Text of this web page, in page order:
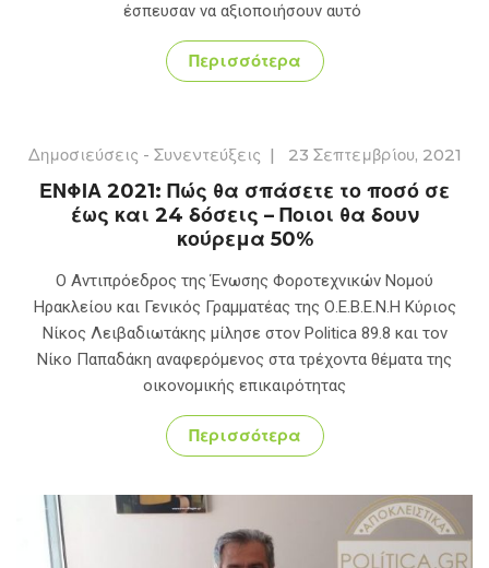
έσπευσαν να αξιοποιήσουν αυτό
Περισσότερα
Δημοσιεύσεις - Συνεντεύξεις | 23 Σεπτεμβρίου, 2021
ΕΝΦΙΑ 2021: Πώς θα σπάσετε το ποσό σε
έως και 24 δόσεις – Ποιοι θα δουν
κούρεμα 50%
Ο Αντιπρόεδρος της Ένωσης Φοροτεχνικών Νομού
Ηρακλείου και Γενικός Γραμματέας της Ο.Ε.Β.Ε.Ν.Η Κύριος
Νίκος Λειβαδιωτάκης μίλησε στον Politica 89.8 και τον
Νίκο Παπαδάκη αναφερόμενος στα τρέχοντα θέματα της
οικονομικής επικαιρότητας
Περισσότερα